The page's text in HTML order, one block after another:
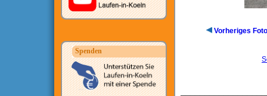
Spenden
Vorheriges Foto